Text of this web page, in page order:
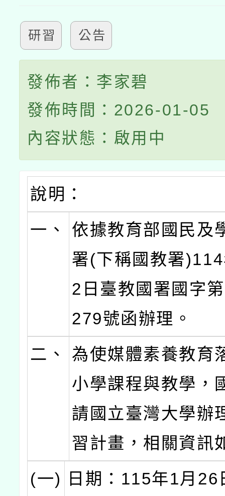
研習 公告
發佈者：李家碧
發佈時間：2026-01-05
內容狀態：啟用中
說明：
一、
依據教育部國民及
署(下稱國教署
2日臺教國署國字
279號函辦理。
二、
為使媒體素養教育
小學課程與教學，
請國立臺灣大學辦
習計畫，相關資訊
(一)
日期：115年1月26